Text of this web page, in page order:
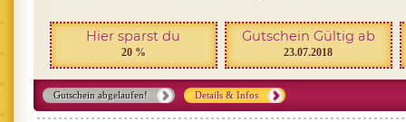
Hier sparst du
20 %
Gutschein Gültig ab
23.07.2018
Gutschein abgelaufen! Details & Infos